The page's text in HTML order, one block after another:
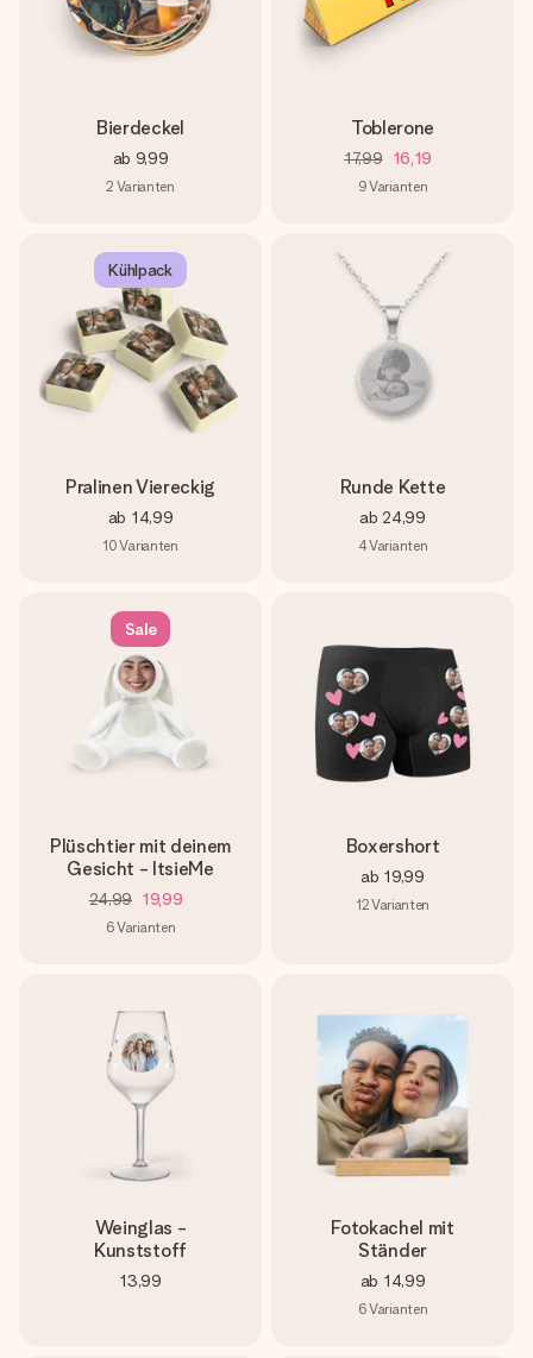
Bierdeckel
ab 9,99
2 Varianten
Toblerone
17,99 16,19
9Varianten
Kühlpack
Pralinen Viereckig
ab 14,99
10Varianten
Runde Kette
ab 24,99
4Varianten
Sale
Plüschtier mit deinem
Gesicht - ItsieMe
24,99 19,99
6Varianten
Boxershort
ab 19,99
12Varianten
Weinglas -
Kunststoff
13,99
Fotokachel mit
Ständer
ab 14,99
6Varianten